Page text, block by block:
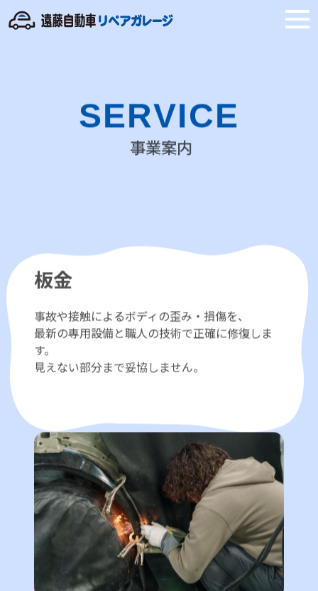
SERVICE
事故や接触によるボディの歪み・損傷を、
最新の専用設備と職人の技術で正確に修復しま
す。